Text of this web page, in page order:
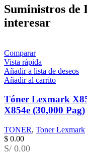
Suministros de
interesar
Comparar
Vista rápida
Añadir a lista de deseos
Añadir al carrito
Tóner Lexmark
X854e (30,000 Pag)
TONER, Toner Lexmark
$ 0.00
S/ 0.00